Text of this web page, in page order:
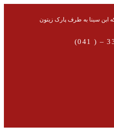
ابن سینا به طرف پارک زیتون